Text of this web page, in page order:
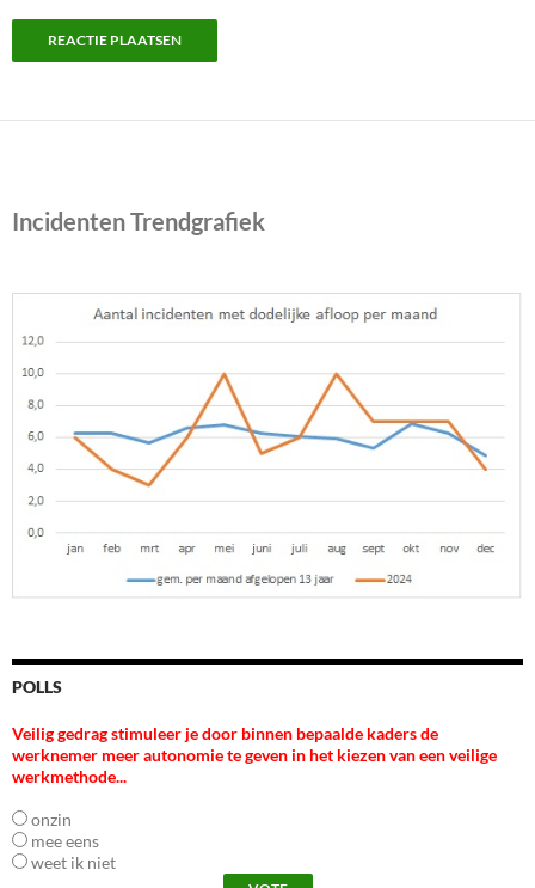
Incidenten Trendgrafiek
POLLS
Veilig gedrag stimuleer je door binnen bepaalde kaders de
werknemer meer autonomie te geven in het kiezen van een veilige
werkmethode...
onzin
mee eens
weet ik niet